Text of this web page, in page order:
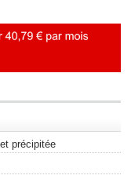
précipitée